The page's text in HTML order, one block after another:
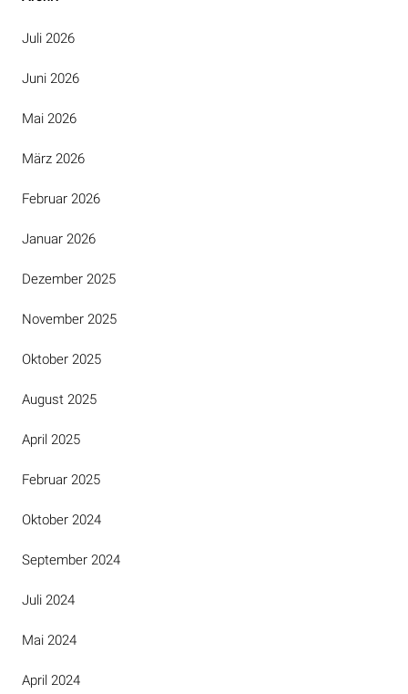
Juli 2026
Juni 2026
Mai 2026
März 2026
Februar 2026
Januar 2026
Dezember 2025
November 2025
Oktober 2025
August 2025
April 2025
Februar 2025
Oktober 2024
September 2024
Juli 2024
Mai 2024
April 2024